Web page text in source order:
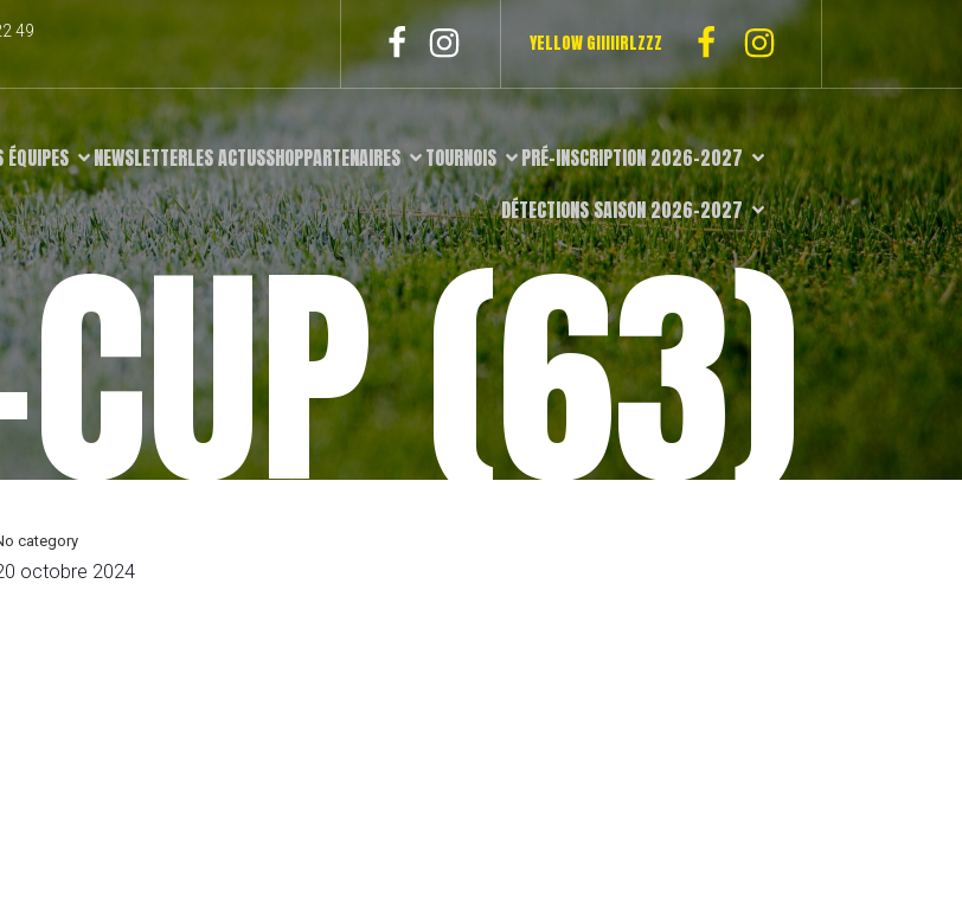
49
YELLOW GIIIIIRLZZZ
ÉQUIPES NEWSLETTERLES ACTUSSHOPPARTENAIRES TOURNOIS
PRÉ-INSCRIPTION 2026-2027
DÉTECTIONS SAISON 2026-2027
(63)
category
octobre 2024